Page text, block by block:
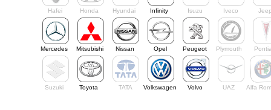
Mercedes Mitsubishi Nissan Opel Peugeot
Suzuki Toyota Volkswagen Volvo
Hafei Honda Hyundai Infinity Isuzu
Plymouth
TATA
Iveco
UAZ Alfa